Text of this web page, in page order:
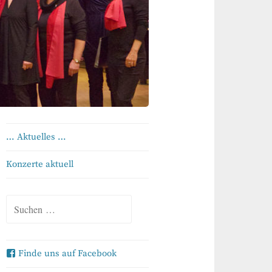
… Aktuelles …
Konzerte aktuell
Suchen
Finde uns auf Facebook